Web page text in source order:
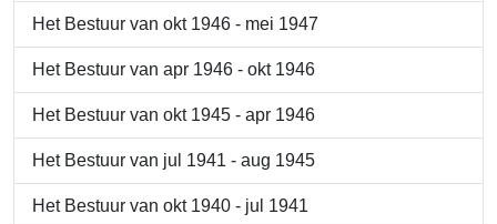
Het Bestuur van okt 1946 - mei 1947
Het Bestuur van apr 1946 - okt 1946
Het Bestuur van okt 1945 - apr 1946
Het Bestuur van jul 1941 - aug 1945
Het Bestuur van okt 1940 - jul 1941